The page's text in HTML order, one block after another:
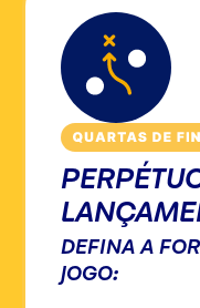
DEFINA A
JOGO: